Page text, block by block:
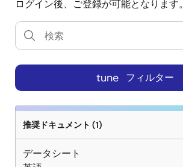
ログイン後、ご登録が可能となります。
tune フィルター
推奨ドキュメント (1)
データシート